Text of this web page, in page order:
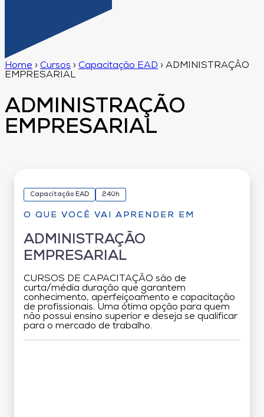
Home › Cursos › Capacitação EAD › ADMINISTRAÇÃO
EMPRESARIAL
ADMINISTRAÇÃO
EMPRESARIAL
Capacitação EAD 240h
O QUE VOCÊ VAI APRENDER EM
ADMINISTRAÇÃO
EMPRESARIAL
CURSOS DE CAPACITAÇÃO são de
curta/média duração que garantem
conhecimento, aperfeiçoamento e capacitação
de profissionais. Uma ótima opção para quem
não possui ensino superior e deseja se qualificar
para o mercado de trabalho.